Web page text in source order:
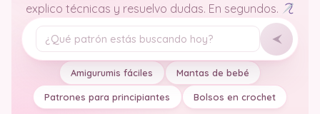
explico técnicas y resuelvo dudas. En segundos.
Tu pregunta
Amigurumis fáciles Mantas de bebé
Patrones para principiantes Bolsos en crochet